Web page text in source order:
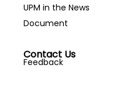
UPM in the News
Document
Contact Us
Feedback